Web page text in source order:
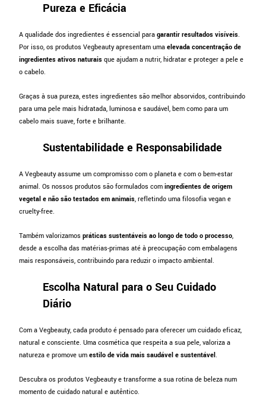
Pureza e Eficácia
A qualidade dos ingredientes é essencial paragarantir resultados visíveis.
Por isso, os produtos Vegbeauty apresentam umaelevada concentração de
ingredientes ativos naturais que ajudam a nutrir, hidratar e proteger a pele e
o cabelo.
Graças à sua pureza, estes ingredientes são melhor absorvidos, contribuindo
para uma pele mais hidratada, luminosa e saudável, bem como para um
cabelo mais suave, forte e brilhante.
Sustentabilidade e Responsabilidade
A Vegbeauty assume um compromisso com o planeta e com o bem-estar
animal. Os nossos produtos são formulados comingredientes de origem
vegetal e não são testados em animais, refletindo uma filosofia vegan e
cruelty-free.
Também valorizamospráticas sustentáveis ao longo de todo o processo,
desde a escolha das matérias-primas até à preocupação com embalagens
mais responsáveis, contribuindo para reduzir o impacto ambiental.
Escolha Natural para o Seu Cuidado
Diário
Com a Vegbeauty, cada produto é pensado para oferecer um cuidado eficaz,
natural e consciente. Uma cosmética que respeita a sua pele, valoriza a
natureza e promove umestilo de vida mais saudável e sustentável.
Descubra os produtos Vegbeauty e transforme a sua rotina de beleza num
momento de cuidado natural e autêntico.